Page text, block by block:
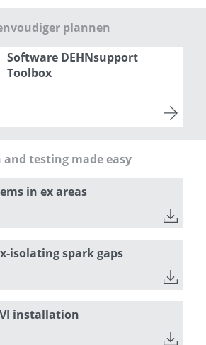
plannen
Software DEHNsupport
Toolbox
testing made easy
in ex areas
isolating spark gaps
installation